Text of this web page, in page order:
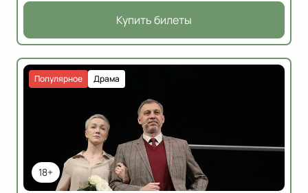
Купить билеты
18+
Драма
Популярное